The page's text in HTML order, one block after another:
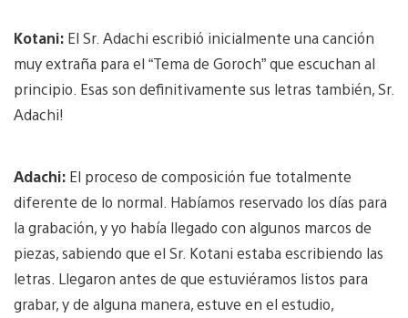
Kotani: El Sr. Adachi escribió inicialmente una canción
muy extraña para el “Tema de Goroch” que escuchan al
principio. Esas son definitivamente sus letras también, Sr.
Adachi!
Adachi: El proceso de composición fue totalmente
diferente de lo normal. Habíamos reservado los días para
la grabación, y yo había llegado con algunos marcos de
piezas, sabiendo que el Sr. Kotani estaba escribiendo las
letras. Llegaron antes de que estuviéramos listos para
grabar, y de alguna manera, estuve en el estudio,